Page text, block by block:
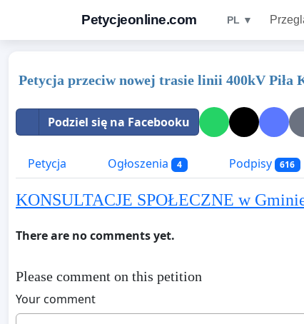
Petycjeonline.com PL ▼
Petycja przeciw nowej trasie linii 400kV Piła
Podziel się na Facebooku
Petycja Ogłoszenia 4 Podpisy 616
KONSULTACJE SPOŁECZNE w
There are no comments yet.
Please comment on this petition
Your comment